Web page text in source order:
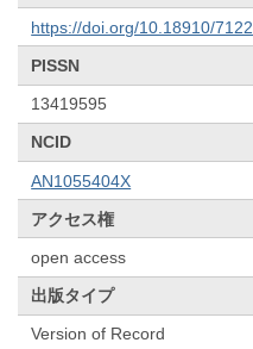
https://doi.org/10.18910/7122
PISSN
13419595
NCID
AN1055404X
アクセス権
open access
出版タイプ
Version of Record